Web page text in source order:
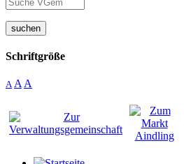
suchen
Schriftgröße
A A A